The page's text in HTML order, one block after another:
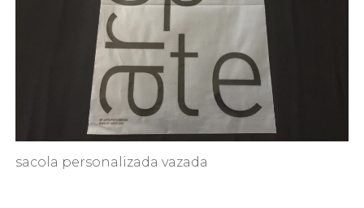
sacola personalizada vazada